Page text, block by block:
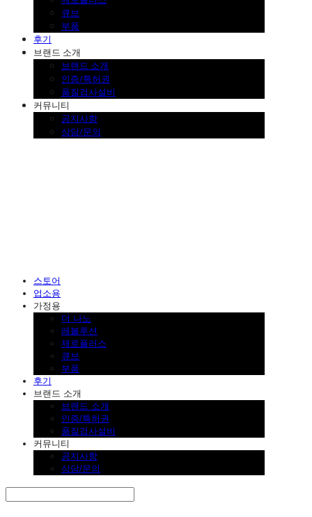
큐브
부품
후기
브랜드 소개
브랜드 소개
인증/특허권
품질검사설비
커뮤니티
공지사항
상담/문의
스토어
업소용
가정용
더 나노
레볼루션
제로플러스
큐브
부품
후기
브랜드 소개
브랜드 소개
인증/특허권
품질검사설비
커뮤니티
공지사항
상담/문의